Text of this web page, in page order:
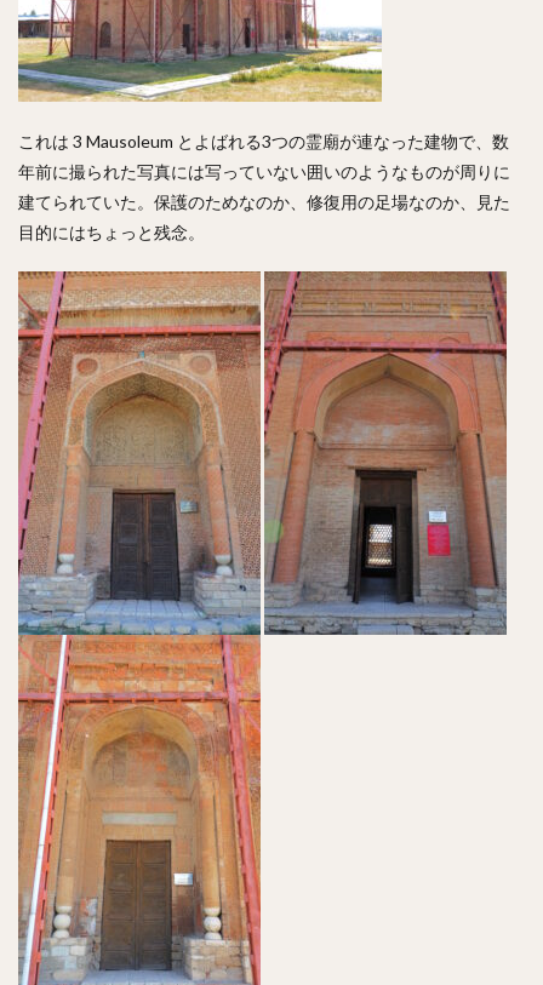
これは 3 Mausoleum とよばれる3つの霊廟が連なった建物で、数
年前に撮られた写真には写っていない囲いのようなものが周りに
建てられていた。保護のためなのか、修復用の足場なのか、見た
目的にはちょっと残念。